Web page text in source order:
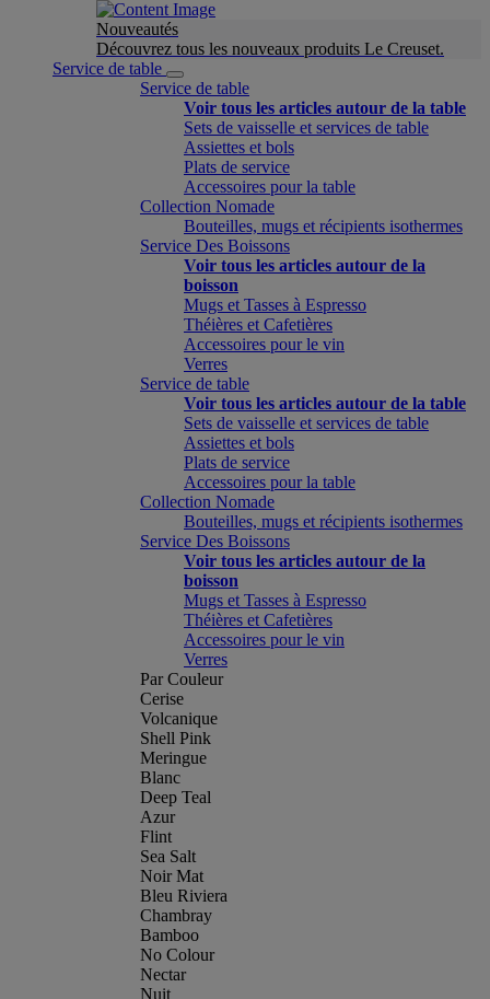
Nouveautés
Découvrez tous les nouveaux produits Le Creuset.
Service de table
Service de table
Voir tous les articles autour de la table
Sets de vaisselle et services de table
Assiettes et bols
Plats de service
Accessoires pour la table
Collection Nomade
Bouteilles, mugs et récipients isothermes
Service Des Boissons
Voir tous les articles autour de la
boisson
Mugs et Tasses à Espresso
Théières et Cafetières
Accessoires pour le vin
Verres
Service de table
Voir tous les articles autour de la table
Sets de vaisselle et services de table
Assiettes et bols
Plats de service
Accessoires pour la table
Collection Nomade
Bouteilles, mugs et récipients isothermes
Service Des Boissons
Voir tous les articles autour de la
boisson
Mugs et Tasses à Espresso
Théières et Cafetières
Accessoires pour le vin
Verres
Par Couleur
Cerise
Volcanique
Shell Pink
Meringue
Blanc
Deep Teal
Azur
Flint
Sea Salt
Noir Mat
Bleu Riviera
Chambray
Bamboo
No Colour
Nectar
Nuit